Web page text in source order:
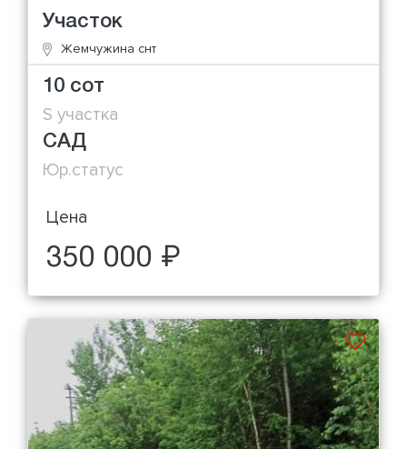
Участок
Жемчужина снт
10 сот
S участка
САД
Юр.статус
Цена
350 000 ₽